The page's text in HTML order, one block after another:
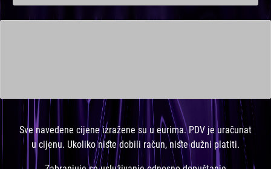
Sve navedene cijene izražene su u eurima. PDV je uračunat
u cijenu. Ukoliko niste dobili račun, niste dužni platiti.